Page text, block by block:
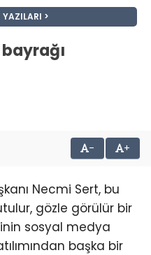
- +
Necmi Sert, bu
gözle görülür bir
sosyal medya
başka bir